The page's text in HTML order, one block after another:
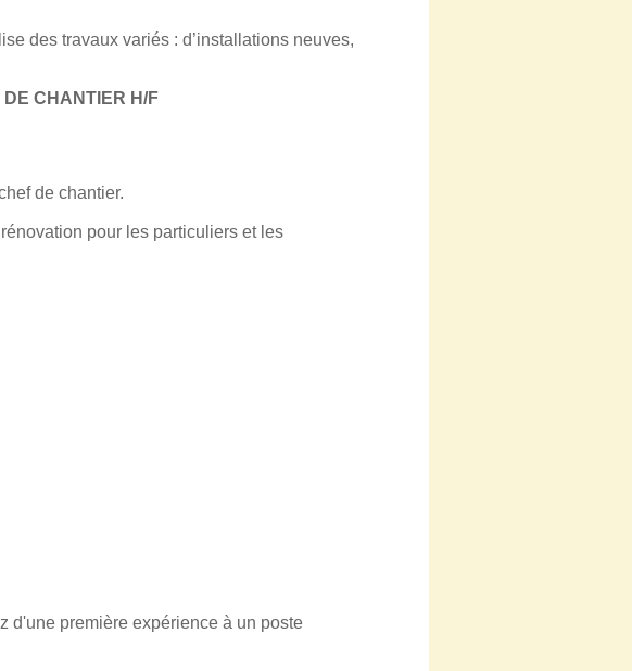
des travaux variés : d’installations neuves,
CHANTIER H/F
de chantier.
pour les particuliers et les
d'une première expérience à un poste